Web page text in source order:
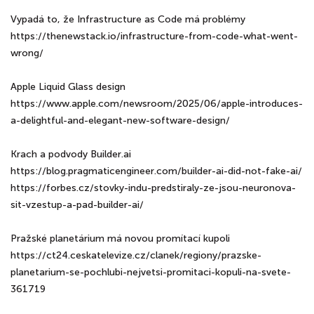
Vypadá to, že Infrastructure as Code má problémy
https://thenewstack.io/infrastructure-from-code-what-went-
wrong/
Apple Liquid Glass design
https://www.apple.com/newsroom/2025/06/apple-introduces-
a-delightful-and-elegant-new-software-design/
Krach a podvody Builder.ai
https://blog.pragmaticengineer.com/builder-ai-did-not-fake-ai/
https://forbes.cz/stovky-indu-predstiraly-ze-jsou-neuronova-
sit-vzestup-a-pad-builder-ai/
Pražské planetárium má novou promítací kupoli
https://ct24.ceskatelevize.cz/clanek/regiony/prazske-
planetarium-se-pochlubi-nejvetsi-promitaci-kopuli-na-svete-
361719